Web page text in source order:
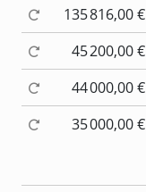
135 816,00 €
45 200,00 €
44 000,00 €
35 000,00 €